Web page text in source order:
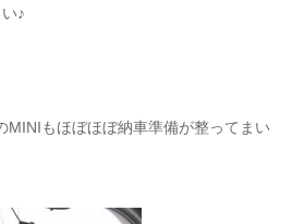
♪
MINIもほぼほぼ納車準備が整ってまい